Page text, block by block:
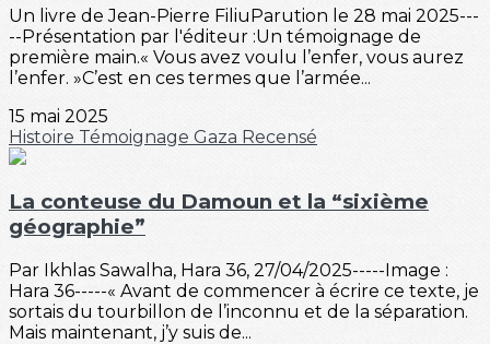
Un livre de Jean-Pierre FiliuParution le 28 mai 2025---
--Présentation par l'éditeur :Un témoignage de
première main.« Vous avez voulu l’enfer, vous aurez
l’enfer. »C’est en ces termes que l’armée...
15 mai 2025
Histoire Témoignage Gaza Recensé
La conteuse du Damoun et la “sixième
géographie”
Par Ikhlas Sawalha, Hara 36, 27/04/2025-----Image :
Hara 36-----« Avant de commencer à écrire ce texte, je
sortais du tourbillon de l’inconnu et de la séparation.
Mais maintenant, j’y suis de...